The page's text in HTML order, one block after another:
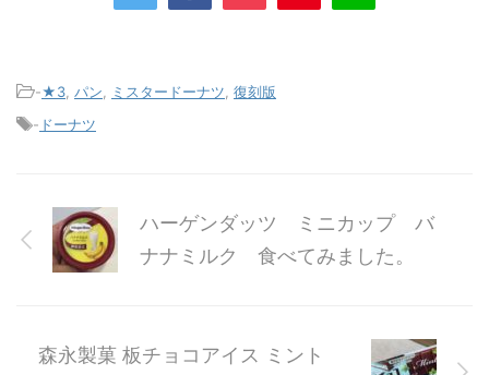
-★3, パン, ミスタードーナツ, 復刻版
- ドーナツ
ハーゲンダッツ ミニカップ バ
ナナミルク 食べてみました。
森永製菓 板チョコアイス ミント